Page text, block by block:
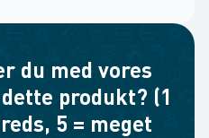
du med vores
produkt? (1
5 = meget